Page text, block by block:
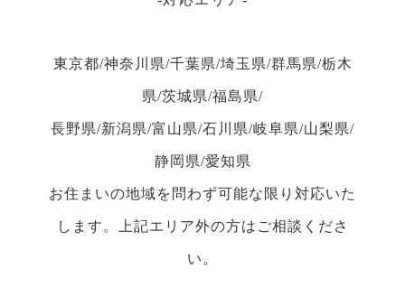
東京都/神奈川県/千葉県/埼玉県/群馬県/栃木
県/茨城県/福島県/
長野県/新潟県/富山県/石川県/岐阜県/山梨県/
静岡県/愛知県
お住まいの地域を問わず可能な限り対応いた
します。上記エリア外の方はご相談くださ
い。